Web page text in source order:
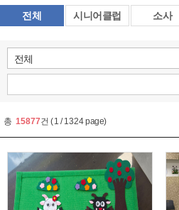
기
전체 시니어클럽 소사
총 15877건 (1 / 1324page)